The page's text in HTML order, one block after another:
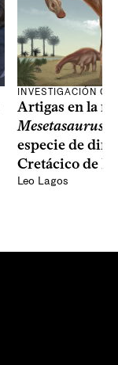
INVESTIGACIÓN
Artigas en la
Mesetasaurus
especie de
Cretácico de
Leo Lagos